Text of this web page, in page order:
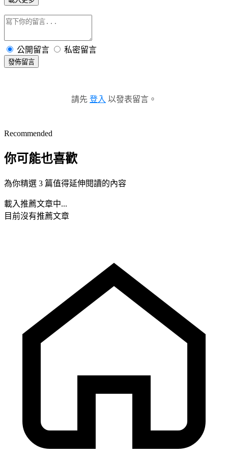
公開留言 私密留言
發佈留言
請先 登入 以發表留言。
Recommended
你可能也喜歡
為你精選 3 篇值得延伸閱讀的內容
載入推薦文章中...
目前沒有推薦文章